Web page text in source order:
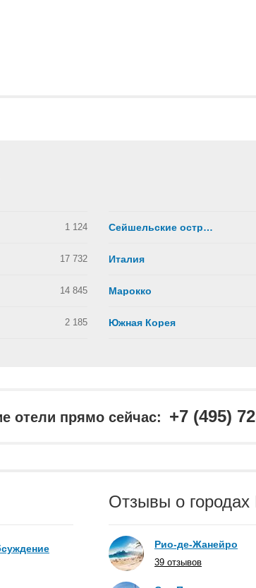
1 124
17 732
14 845
2 185
Сейшельские острова
Италия
Марокко
Южная Корея
отели прямо сейчас: +7 (495)
Отзывы о городах
Рио-де-Жанейро
39 отзывов